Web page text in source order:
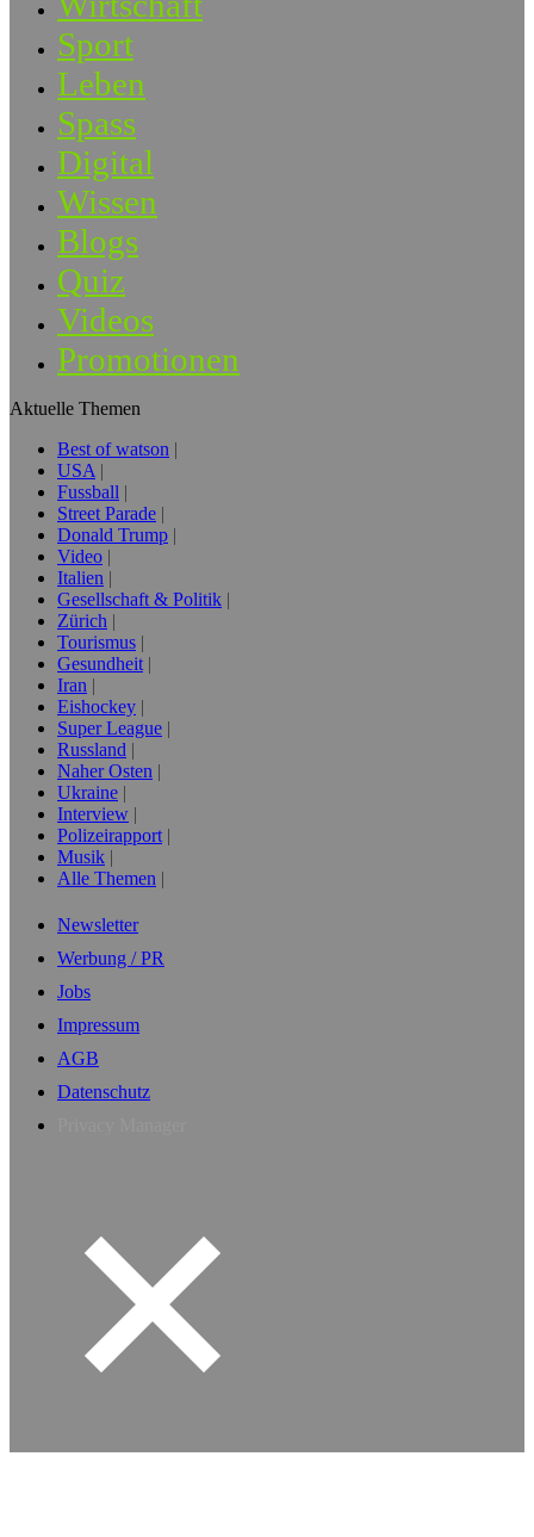
Sport
Leben
Spass
Digital
Wissen
Blogs
Quiz
Videos
Promotionen
Aktuelle Themen
Best of watson
USA
Fussball
Street Parade
Donald Trump
Video
Italien
Gesellschaft & Politik
Zürich
Tourismus
Gesundheit
Iran
Eishockey
Super League
Russland
Naher Osten
Ukraine
Interview
Polizeirapport
Musik
Alle Themen
Newsletter
Werbung / PR
Jobs
Impressum
AGB
Datenschutz